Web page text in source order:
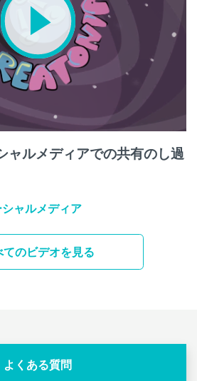
ャルメディアでの共有のし過
ャルメディア
てのビデオを見る
よくある質問